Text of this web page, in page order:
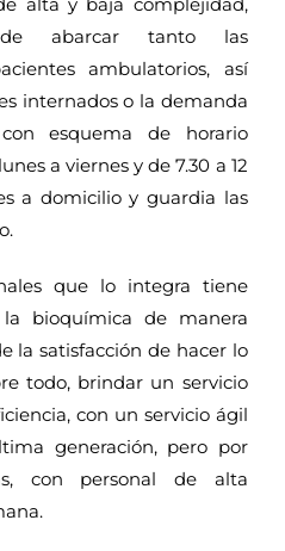
abarcar tanto las
ambulatorios, así
internados o la demanda
esquema de horario
a viernes y de 7.30 a 12
a domicilio y guardia las
que lo integra tiene
bioquímica de manera
la satisfacción de hacer lo
todo, brindar un servicio
con un servicio ágil
generación, pero por
con personal de alta